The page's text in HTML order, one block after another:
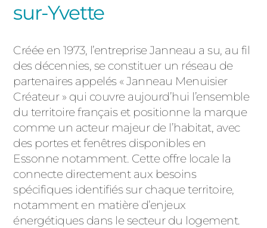
sur-Yvette
Créée en 1973, l’entreprise Janneau a su, au fil
des décennies, se constituer un réseau de
partenaires appelés « Janneau Menuisier
Créateur » qui couvre aujourd’hui l’ensemble
du territoire français et positionne la marque
comme un acteur majeur de l’habitat, avec
des portes et fenêtres disponibles en
Essonne notamment. Cette offre locale la
connecte directement aux besoins
spécifiques identifiés sur chaque territoire,
notamment en matière d’enjeux
énergétiques dans le secteur du logement.
ALUMINIUM
ACIER